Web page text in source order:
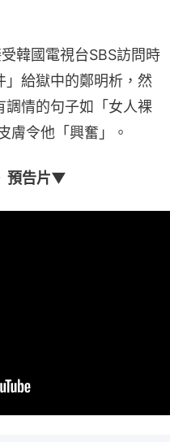
韓國電視台SBS訪問時
給獄中的鄭明析，然
調情的句子如「女人裸
膚令他「興奮」。
預告片▼